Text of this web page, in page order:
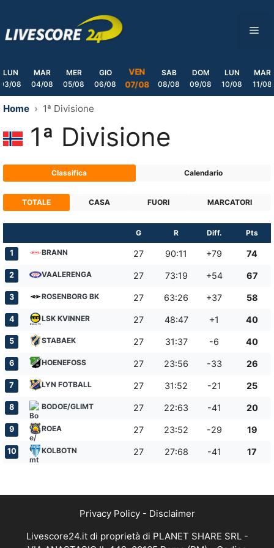
content
LUN
03/08
MAR
04/08
MER
05/08
GIO
06/08
VEN
07/08
SAB
08/08
DOM
09/08
LUN
10/08
MAR
11/08
Home 1ª Divisione
1ª Divisione
Classifica Calendario
TOTALE CASA FUORI MARCATORI
G R Diff. Pts
1 BRANN 27 90:11 +79 74
2 VAALERENGA 27 73:19 +54 67
3 ROSENBORG BK 27 63:26 +37 58
4 LSK KVINNER 27 48:47 +1 40
5 STABAEK 27 31:37 -6 40
6 HOENEFOSS 27 23:56 -33 26
7 LYN FOTBALL 27 31:52 -21 25
8 BODOE/GLIMT 27 22:63 -41 20
9 ROEA 27 23:52 -29 19
10 KOLBOTN 27 27:68 -41 17
Privacy Policy- Disclaimer
Livescore24.it di proprietà di PLANET SHARE SRL -